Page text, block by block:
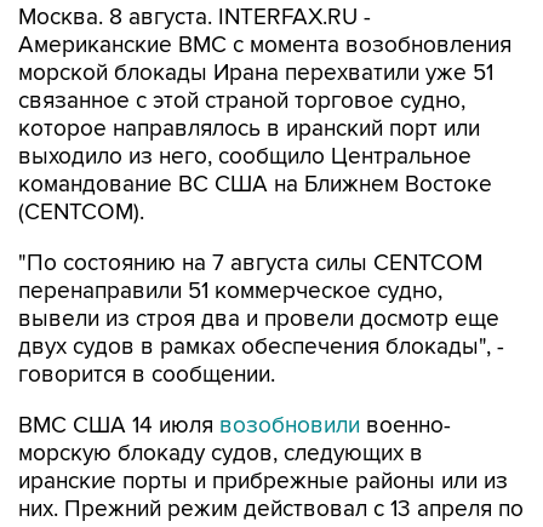
морской блокады Ирана перехватили уже 51
связанное с этой страной торговое судно,
которое направлялось в иранский порт или
выходило из него, сообщило Центральное
командование ВС США на Ближнем Востоке
(CENTCOM).
"По состоянию на 7 августа силы CENTCOM
вывели из строя два и провели досмотр еще
двух судов в рамках обеспечения блокады", -
говорится в сообщении.
ВМС США 14 июлявозобновили
иранские порты и прибрежные районы или из
них. Прежний режим действовал с 13 апреля по
18 июня.